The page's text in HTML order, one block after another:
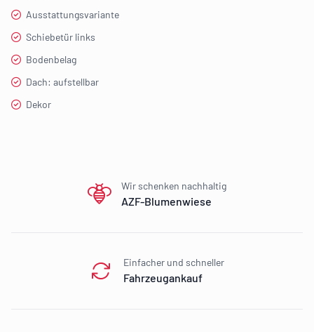
Ausstattungsvariante
Schiebetür links
Bodenbelag
Dach: aufstellbar
Dekor
AZF-Blumenwiese
Wir schenken nachhaltig
Fahrzeugankauf
Einfacher und schneller